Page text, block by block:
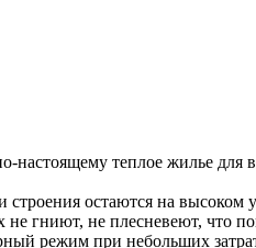
настоящему теплое жилье
строения остаются на высоком
гниют, не плесневеют, что
режим при небольших